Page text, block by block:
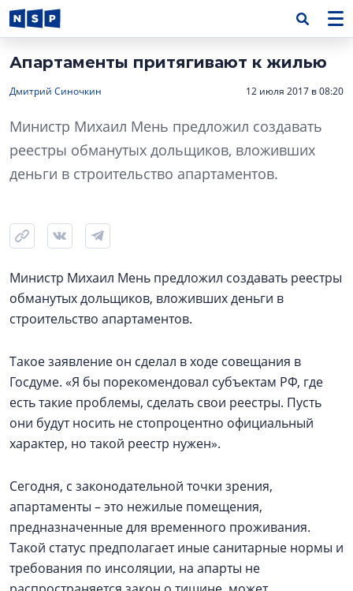
Апартаменты притягивают к жилью
Дмитрий Синочкин 12 июля 2017 в 08:20
Министр Михаил Мень предложил создавать
реестры обманутых дольщиков, вложивших
деньги в строительство апартаментов.
Министр Михаил Мень предложил создавать реестры
обманутых дольщиков, вложивших деньги в
строительство апартаментов.
Такое заявление он сделал в ходе совещания в
Госдуме. «Я бы порекомендовал субъектам РФ, где
есть такие проблемы, сделать свои реестры. Пусть
они будут носить не стопроцентно официальный
характер, но такой реестр нужен».
Сегодня, с законодательной точки зрения,
апартаменты – это нежилые помещения,
предназначенные для временного проживания.
Такой статус предполагает иные санитарные нормы и
требования по инсоляции, на апарты не